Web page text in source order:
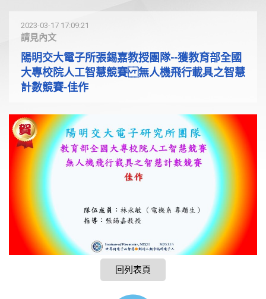
2023-03-17 17:09:21
請見內文
陽明交大電子所張錫嘉教授團隊--獲教育部全國
大專校院人工智慧競賽 無人機飛行載具之智慧
計數競賽-佳作
回列表頁